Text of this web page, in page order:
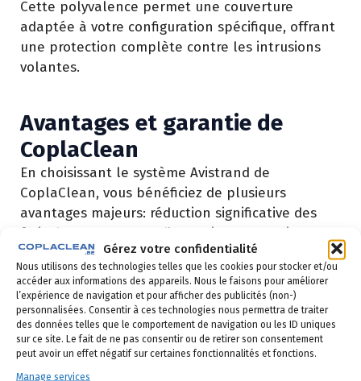
Gérez votre confidentialité
Nous utilisons des technologies telles que les cookies pour stocker et/ou
accéder aux informations des appareils. Nous le faisons pour améliorer
l’expérience de navigation et pour afficher des publicités (non-)
personnalisées. Consentir à ces technologies nous permettra de traiter
des données telles que le comportement de navigation ou les ID uniques
sur ce site. Le fait de ne pas consentir ou de retirer son consentement
peut avoir un effet négatif sur certaines fonctionnalités et fonctions.
Manage services
Cette polyvalence permet une couverture
adaptée à votre configuration spécifique, offrant
une protection complète contre les intrusions
volantes.
Avantages et garantie de
CoplaClean
En choisissant le système Avistrand de
CoplaClean, vous bénéficiez de plusieurs
avantages majeurs: réduction significative des
frais de nettoyage et d’entretien, protection
sanitaire pour vos équipes et vos clients,
préservation de l’apparence de vos bâtiments, et
une solution durable et efficace.
CoplaClean garantit le matériel pendant 3 ans,
vous assurant une sérénité prolongée et une
tranquillité d’esprit. Cette garantie reflète la